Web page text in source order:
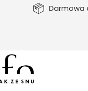
Darmowa